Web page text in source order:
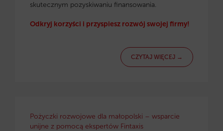
skutecznym pozyskiwaniu finansowania.
Odkryj korzyści i przyspiesz rozwój swojej firmy!
CZYTAJ WIĘCEJ →
Pożyczki rozwojowe dla małopolski – wsparcie
unijne z pomocą ekspertów Fintaxis